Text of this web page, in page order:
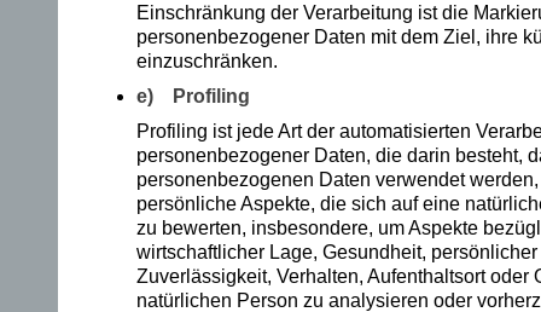
ge
er,
u
m
m
Einschränkung der Verarbeitung ist die
personenbezogener Daten mit dem Ziel, ihre
einzuschränken.
e) Profiling
Profiling ist jede Art der automatisierten
personenbezogener Daten, die darin besteht,
personenbezogenen Daten verwendet
persönliche Aspekte, die sich auf eine
zu bewerten, insbesondere, um Aspekte
wirtschaftlicher Lage, Gesundheit,
Zuverlässigkeit, Verhalten, Aufenthaltsort oder
natürlichen Person zu analysieren oder